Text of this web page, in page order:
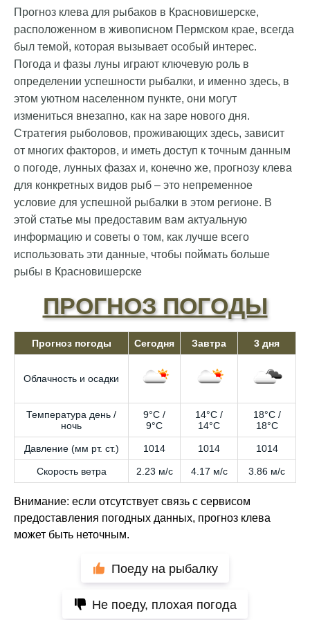
Прогноз клева для рыбаков в Красновишерске,
расположенном в живописном Пермском крае, всегда
был темой, которая вызывает особый интерес.
Погода и фазы луны играют ключевую роль в
определении успешности рыбалки, и именно здесь, в
этом уютном населенном пункте, они могут
измениться внезапно, как на заре нового дня.
Стратегия рыболовов, проживающих здесь, зависит
от многих факторов, и иметь доступ к точным данным
о погоде, лунных фазах и, конечно же, прогнозу клева
для конкретных видов рыб – это непременное
условие для успешной рыбалки в этом регионе. В
этой статье мы предоставим вам актуальную
информацию и советы о том, как лучше всего
использовать эти данные, чтобы поймать больше
рыбы в Красновишерске
ПРОГНОЗ ПОГОДЫ
Прогноз погоды Сегодня Завтра 3 дня
Облачность и осадки
Температура день /
ночь
9°C /
9°C
14°C /
14°C
18°C /
18°C
Давление (мм рт. ст.) 1014 1014 1014
Скорость ветра 2.23 м/с 4.17 м/с 3.86 м/с
Внимание: если отсутствует связь с сервисом
предоставления погодных данных, прогноз клева
может быть неточным.
Поеду на рыбалку
Не поеду, плохая погода